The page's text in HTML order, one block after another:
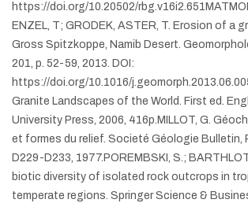
https://doi.org/10.20502/rbg.v16i2.651
ENZEL, T; GRODEK, ASTER, T. Erosion of a
Gross Spitzkoppe, Namib Desert.
201, p. 52-59, 2013. DOI:
https://doi.org/10.1016/
Granite Landscapes of the World. First ed.
University Press, 2006, 416p. MILLOT, G.
et formes du relief. Societé Géologie Bulletin,
D229-D233, 1977. POREMBSKI, S.;
biotic diversity of isolated rock outcrops in
temperate regions. Springer Science &